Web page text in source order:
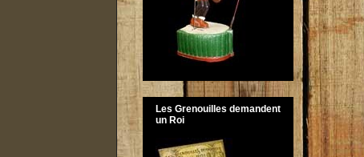
Les Grenouilles demandent
un Roi